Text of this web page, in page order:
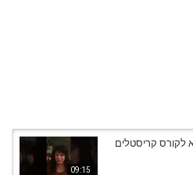
09:15
לקורס קריסטלים